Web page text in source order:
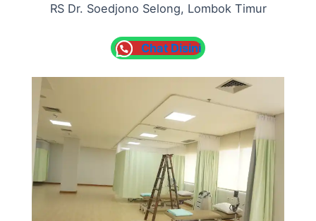
RS Dr. Soedjono Selong, Lombok Timur
Chat Disini